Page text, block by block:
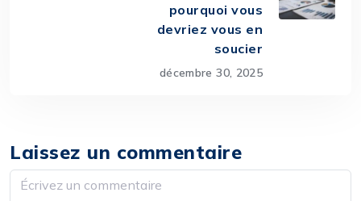
pourquoi vous
devriez vous en
soucier
décembre 30, 2025
Laissez un commentaire